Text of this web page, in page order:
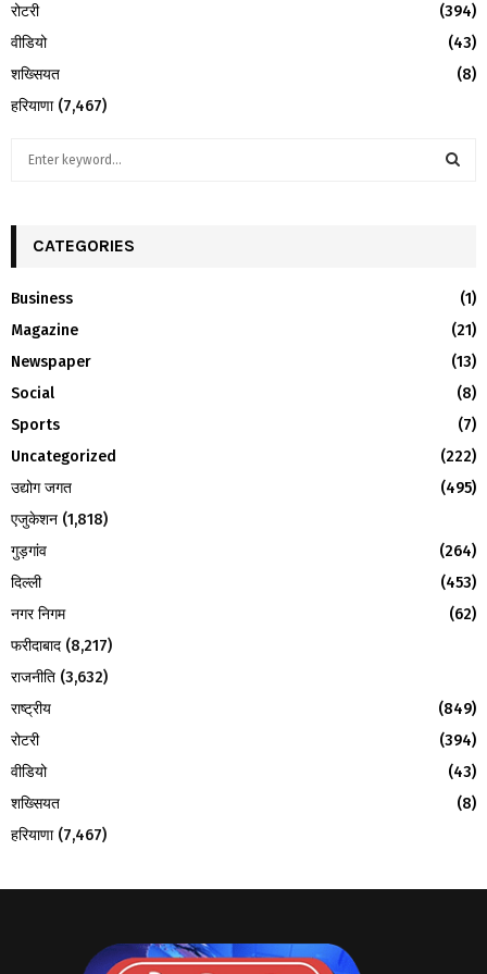
रोटरी
(394)
वीडियो
(43)
शख्सियत
(8)
हरियाणा(7,467)
h
o
r
:
R
CATEGORIES
Business
(1)
Magazine
(21)
Newspaper
(13)
Social
(8)
Sports
(7)
Uncategorized
(222)
उद्योग जगत
(495)
एजुकेशन (1,818)
गुड़गांव
(264)
दिल्ली
(453)
नगर निगम
(62)
फरीदाबाद (8,217)
राजनीति (3,632)
राष्ट्रीय
(849)
रोटरी
(394)
वीडियो
(43)
शख्सियत
(8)
हरियाणा(7,467)